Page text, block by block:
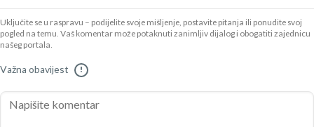
Uključite se u raspravu – podijelite svoje mišljenje, postavite pitanja ili ponudite svoj
pogled na temu. Vaš komentar može potaknuti zanimljiv dijalog i obogatiti zajednicu
našeg portala.
Važna obavijest !